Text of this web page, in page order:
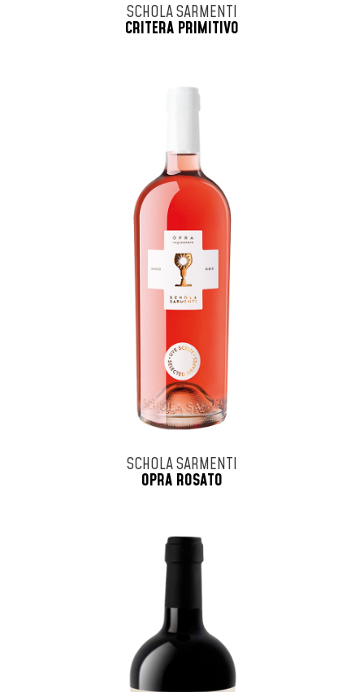
SCHOLA SARMENTI
CRITERA PRIMITIVO
SCHOLA SARMENTI
OPRA ROSATO